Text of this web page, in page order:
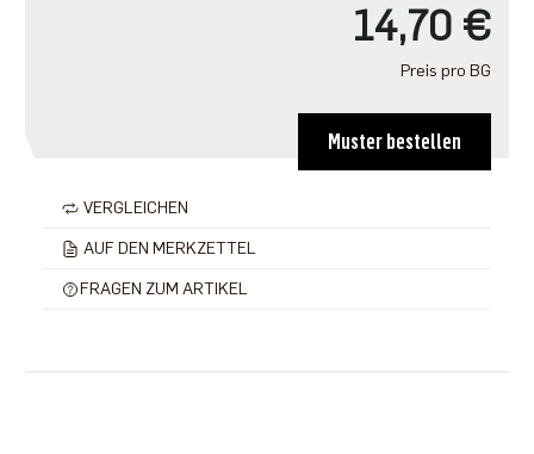
14,70 €
Preis pro BG
Muster bestellen
VERGLEICHEN
AUF DEN MERKZETTEL
FRAGEN ZUM ARTIKEL